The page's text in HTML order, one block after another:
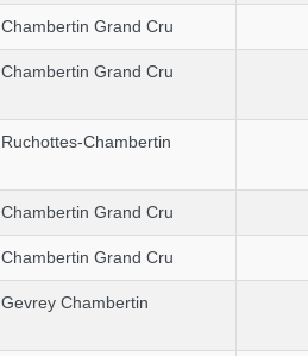
Chambertin Grand Cru
Chambertin Grand Cru
Ruchottes-Chambertin
Chambertin Grand Cru
Chambertin Grand Cru
Gevrey Chambertin